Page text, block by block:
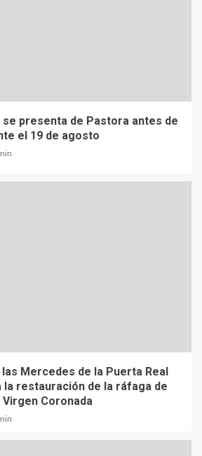
se presenta de Pastora antes de
el 19 de agosto
las Mercedes de la Puerta Real
la restauración de la ráfaga de
Virgen Coronada